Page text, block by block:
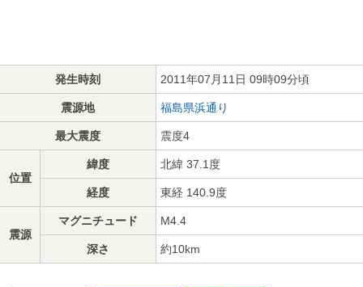
発生時刻 2011年07月11日 09時09分頃
震源地 福島県浜通り
最大震度 震度4
位置
緯度 北緯 37.1度
経度 東経 140.9度
震源
マグニチュード M4.4
深さ 約10km